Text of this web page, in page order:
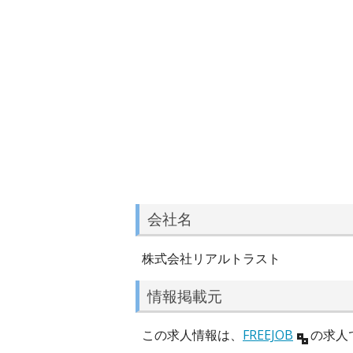
会社名
株式会社リアルトラスト
情報掲載元
この求人情報は、 FREEJOB の求人